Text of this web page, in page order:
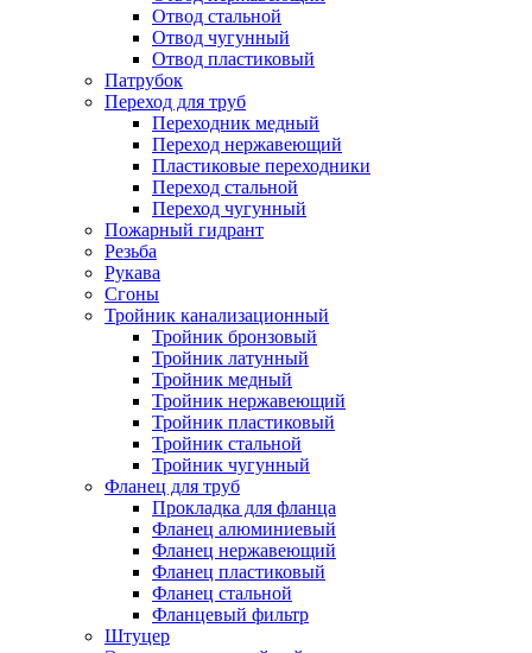
Отвод стальной
Отвод чугунный
Отвод пластиковый
Патрубок
Переход для труб
Переходник медный
Переход нержавеющий
Пластиковые переходники
Переход стальной
Переход чугунный
Пожарный гидрант
Резьба
Рукава
Сгоны
Тройник канализационный
Тройник бронзовый
Тройник латунный
Тройник медный
Тройник нержавеющий
Тройник пластиковый
Тройник стальной
Тройник чугунный
Фланец для труб
Прокладка для фланца
Фланец алюминиевый
Фланец нержавеющий
Фланец пластиковый
Фланец стальной
Фланцевый фильтр
Штуцер